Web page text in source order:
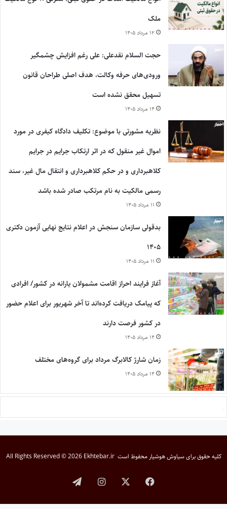
ملک
۱۲ مرداد ۱۴۰۵
حجت السلام نقدعلی: علی رغم افزایش چشمگیر
ورودی‌های حرفه وکالت، هدف اصلی طراحان قانون
تسهیل محقق نشده است
۱۴ مرداد ۱۴۰۵
نظریه مشورتی با موضوع: تکلیف دادگاه کیفری در مورد
اموال غیر منقول که در اثر ارتکاب جرایم در جرایم
کلاهبرداری و در حکم کلاهبرداری و انتقال مال غیر، سند
رسمی مالکیت به نام مرتکب صادر شده باشد
۱۱ مرداد ۱۴۰۵
بدقولی سازمان سنجش در اعلام نتایج نهایی آزمون دکتری
۱۴۰۵
۱۱ مرداد ۱۴۰۵
آغاز فرایند احراز اقامت مشمولان یارانه در کشور/ افرادی
که پیامک دریافت کرده‌اند تا آخر شهریور برای اعلام حضور
در کشور فرصت دارند
۱۴ مرداد ۱۴۰۵
زمان شارژ کالابرگ مرداد برای گروه‌های مختلف
۱۴ مرداد ۱۴۰۵
کلیه حقوق برایسیاوش هوشیار محفوظ است All Rights Reserved © 2026 Ekhtebar.ir